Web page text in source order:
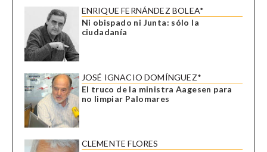
ENRIQUE FERNÁNDEZ BOLEA*
Ni obispado ni Junta: sólo la
ciudadanía
JOSÉ IGNACIO DOMÍNGUEZ*
El truco de la ministra Aagesen para
no limpiar Palomares
CLEMENTE FLORES